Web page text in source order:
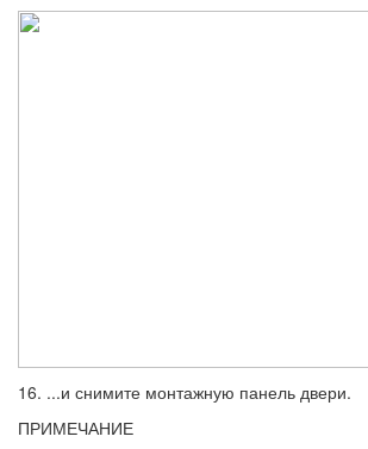
16. ...и снимите монтажную панель двери.
ПРИМЕЧАНИЕ